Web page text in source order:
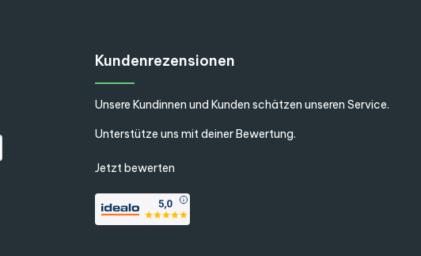
Kundenrezensionen
Unsere Kundinnen und Kunden schätzen unseren Service.
Unterstütze uns mit deiner Bewertung.
Jetzt bewerten